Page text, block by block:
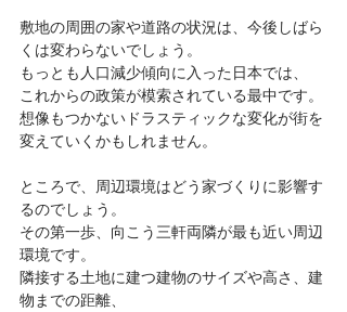
敷地の周囲の家や道路の状況は、今後しばら
くは変わらないでしょう。
もっとも人口減少傾向に入った日本では、
これからの政策が模索されている最中です。
想像もつかないドラスティックな変化が街を
変えていくかもしれません。
ところで、周辺環境はどう家づくりに影響す
るのでしょう。
その第一歩、向こう三軒両隣が最も近い周辺
環境です。
隣接する土地に建つ建物のサイズや高さ、建
物までの距離、